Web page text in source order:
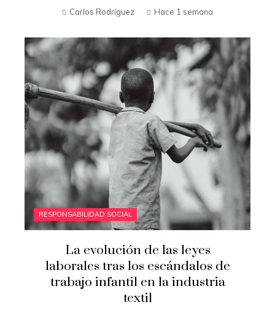
Carlos Rodríguez Hace 1 semana
RESPONSABILIDAD SOCIAL
La evolución de las leyes
laborales tras los escándalos de
trabajo infantil en la industria
textil